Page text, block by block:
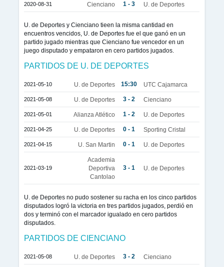
2020-08-31 Cienciano 1 - 3 U. de Deportes
U. de Deportes y Cienciano tieen la misma cantidad en
encuentros vencidos, U. de Deportes fue el que ganó en un
partido jugado mientras que Cienciano fue vencedor en un
juego disputado y empataron en cero partidos jugados.
PARTIDOS DE U. DE DEPORTES
2021-05-10 U. de Deportes 15:30 UTC Cajamarca
2021-05-08 U. de Deportes 3 - 2 Cienciano
2021-05-01 Alianza Atlético 1 - 2 U. de Deportes
2021-04-25 U. de Deportes 0 - 1 Sporting Cristal
2021-04-15 U. San Martin 0 - 1 U. de Deportes
2021-03-19
Academia
Deportiva
Cantolao
3 - 1 U. de Deportes
U. de Deportes no pudo sostener su racha en los cinco partidos
disputados logró la victoria en tres partidos jugados, perdió en
dos y terminó con el marcador igualado en cero partidos
disputados.
PARTIDOS DE CIENCIANO
2021-05-08 U. de Deportes 3 - 2 Cienciano